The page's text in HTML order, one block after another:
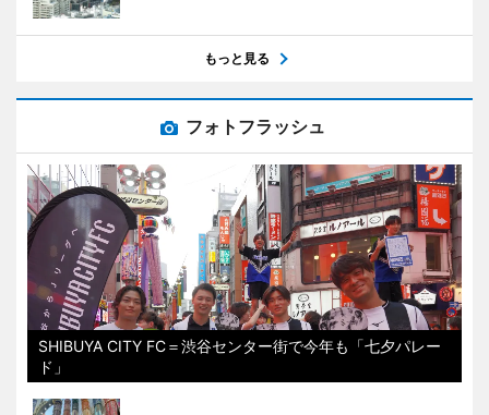
もっと見る
フォトフラッシュ
SHIBUYA CITY FC＝渋谷センター街で今年も「七夕パレー
ド」